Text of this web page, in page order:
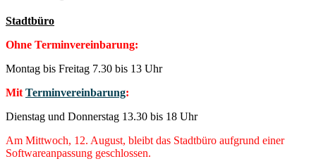
Stadtbüro
Ohne Terminvereinbarung:
Montag bis Freitag 7.30 bis 13 Uhr
Mit Terminvereinbarung:
Dienstag und Donnerstag 13.30 bis 18 Uhr
Am Mittwoch, 12. August, bleibt das Stadtbüro aufgrund einer
Softwareanpassung geschlossen.